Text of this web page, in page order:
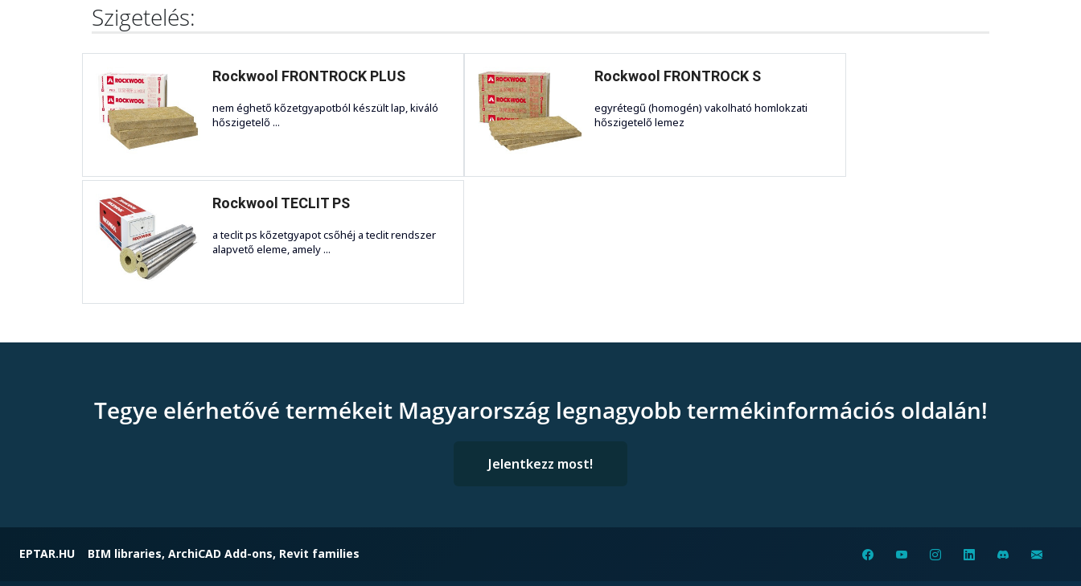
Szigetelés:
Rockwool FRONTROCK PLUS
nem éghető kőzetgyapotból készült lap, kiváló
hőszigetelő ...
Rockwool FRONTROCK S
egyrétegű (homogén) vakolható homlokzati
hőszigetelő lemez
Rockwool TECLIT PS
a teclit ps kőzetgyapot csőhéj a teclit rendszer
alapvető eleme, amely ...
Tegye elérhetővé termékeit Magyarország legnagyobb termékinformációs oldalán!
Jelentkezz most!
EPTAR.HU BIM libraries, ArchiCAD Add-ons, Revit families